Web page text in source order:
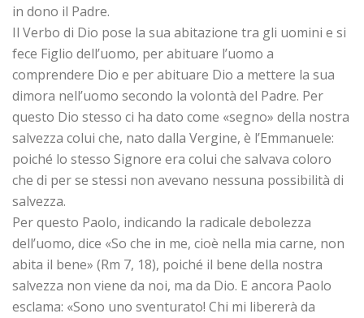
in dono il Padre.
Il Verbo di Dio pose la sua abitazione tra gli uomini e si
fece Figlio dell’uomo, per abituare l’uomo a
comprendere Dio e per abituare Dio a mettere la sua
dimora nell’uomo secondo la volontà del Padre. Per
questo Dio stesso ci ha dato come «segno» della nostra
salvezza colui che, nato dalla Vergine, è l’Emmanuele:
poiché lo stesso Signore era colui che salvava coloro
che di per se stessi non avevano nessuna possibilità di
salvezza.
Per questo Paolo, indicando la radicale debolezza
dell’uomo, dice «So che in me, cioè nella mia carne, non
abita il bene» (Rm 7, 18), poiché il bene della nostra
salvezza non viene da noi, ma da Dio. E ancora Paolo
esclama: «Sono uno sventurato! Chi mi libererà da